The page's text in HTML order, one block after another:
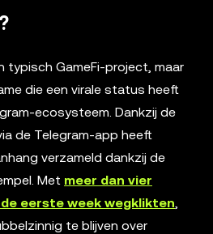
typisch GameFi-project, maar
die een virale status heeft
ecosysteem. Dankzij de
de Telegram-app heeft
verzameld dankzij de
Met meer dan vier
eerste week wegklikten,
te blijven over